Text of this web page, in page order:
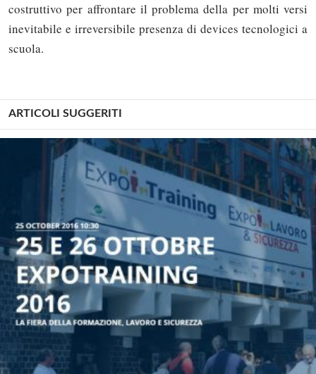
costruttivo per affrontare il problema della per molti versi
inevitabile e irreversibile presenza di devices tecnologici a
scuola.
ARTICOLI SUGGERITI